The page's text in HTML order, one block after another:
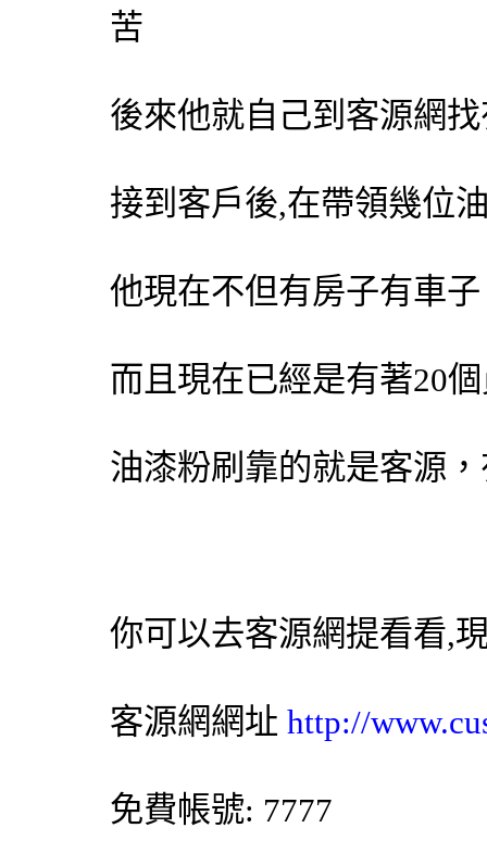
苦
後來他就自己到客源網
接到客戶後,在帶領幾位
他現在不但有房子有車子
而且現在已經是有著20
油漆粉刷靠的就是客源
你可以去客源網提看看,
客源網網址 http://
免費帳號: 7777